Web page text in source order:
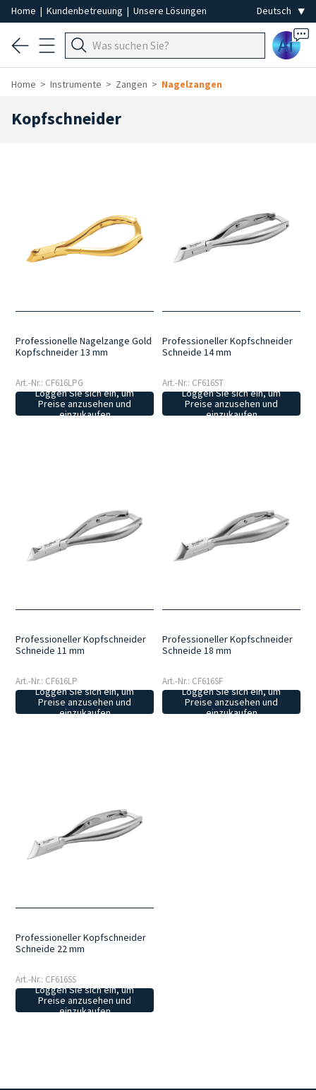
Home | Kundenbetreuung | Unsere Lösungen
Ai
Home Instrumente Zangen Nagelzangen
Kopfschneider
Professionelle Nagelzange Gold
Kopfschneider 13 mm
Art.-Nr.: CF616LPG
Loggen Sie sich ein, um
Preise anzusehen und
einzukaufen
Professioneller Kopfschneider
Schneide 14 mm
Art.-Nr.: CF616ST
Loggen Sie sich ein, um
Preise anzusehen und
einzukaufen
Professioneller Kopfschneider
Schneide 11 mm
Art.-Nr.: CF616LP
Loggen Sie sich ein, um
Preise anzusehen und
einzukaufen
Professioneller Kopfschneider
Schneide 18 mm
Art.-Nr.: CF616SF
Loggen Sie sich ein, um
Preise anzusehen und
einzukaufen
Professioneller Kopfschneider
Schneide 22 mm
Art.-Nr.: CF616SS
Loggen Sie sich ein, um
Preise anzusehen und
einzukaufen